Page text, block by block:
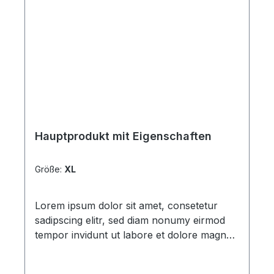
Hauptprodukt mit Eigenschaften
Größe: XL
Lorem ipsum dolor sit amet, consetetur
sadipscing elitr, sed diam nonumy eirmod
tempor invidunt ut labore et dolore magna